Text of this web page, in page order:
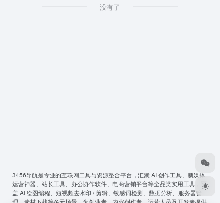
没有了
3456导航是专业的互联网工具与资源整合平台，汇聚 AI 创作工具、新媒体
运营神器、站长工具、办公协作软件、电商营销平台等全品类实用工具，覆
盖 AI 绘图编程、短视频去水印 / 剪辑、敏感词检测、数据分析、服务器管
理、素材下载等多元场景，为创业者、内容创作者、运营人员及开发者提供